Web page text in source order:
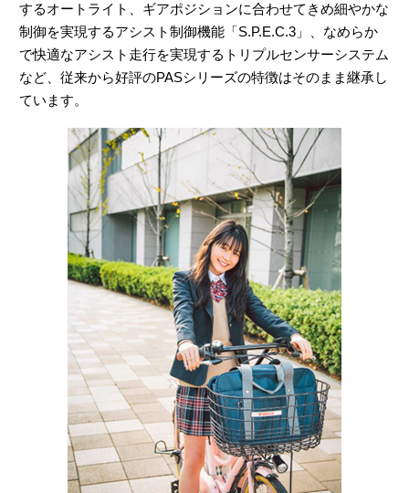
するオートライト、ギアポジションに合わせてきめ細やかな
制御を実現するアシスト制御機能「S.P.E.C.3」、なめらか
で快適なアシスト走行を実現するトリプルセンサーシステム
など、従来から好評のPASシリーズの特徴はそのまま継承し
ています。